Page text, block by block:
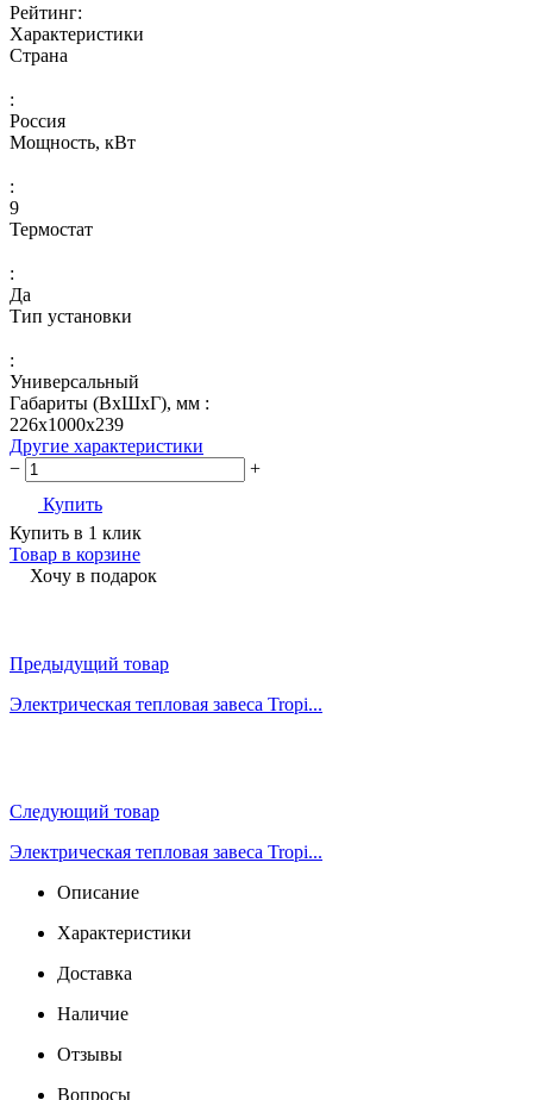
Рейтинг:
Характеристики
Страна
:
Россия
Мощность, кВт
:
9
Термостат
:
Да
Тип установки
:
Универсальный
Габариты (ВхШхГ), мм :
226х1000х239
Другие характеристики
−
+
Купить
Купить в 1 клик
Товар в корзине
Хочу в подарок
Предыдущий товар
Электрическая тепловая завеса Tropi...
Следующий товар
Электрическая тепловая завеса Tropi...
Описание
Характеристики
Доставка
Наличие
Отзывы
Вопросы